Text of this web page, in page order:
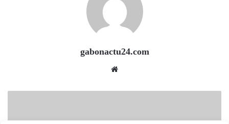
gabonactu24.com